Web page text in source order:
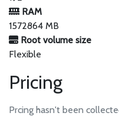
RAM
1572864 MB
Root volume size
Flexible
Pricing
Prcing hasn't been